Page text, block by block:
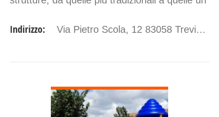
Indirizzo: Via Pietro Scola, 12 83058 Trevico AV